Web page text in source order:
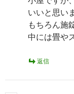
いいと思い
もちろん施
中には畳や
返信